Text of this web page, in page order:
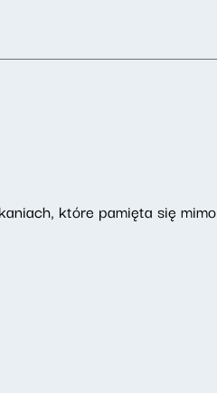
które pamięta się mimo